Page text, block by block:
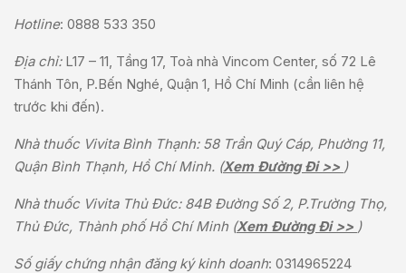
Hotline: 0888 533 350
Địa chỉ: L17 – 11, Tầng 17, Toà nhà Vincom Center, số 72 Lê
Thánh Tôn, P.Bến Nghé, Quận 1, Hồ Chí Minh (cần liên hệ
trước khi đến).
Nhà thuốc Vivita Bình Thạnh: 58 Trần Quý Cáp, Phường 11,
Quận Bình Thạnh, Hồ Chí Minh. (Xem Đường Đi >> )
Nhà thuốc Vivita Thủ Đức: 84B Đường Số 2, P.Trường Thọ,
Thủ Đức, Thành phố Hồ Chí Minh (Xem Đường Đi >> )
Số giấy chứng nhận đăng ký kinh doanh: 0314965224